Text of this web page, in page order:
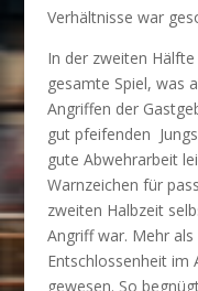
Verhältnisse war
In der zweiten
gesamte Spiel, was
Angriffen der
gut pfeifenden
gute Abwehrarbeit
Warnzeichen für
zweiten Halbzeit
Angriff war. Mehr
Entschlossenheit im
gewesen. So